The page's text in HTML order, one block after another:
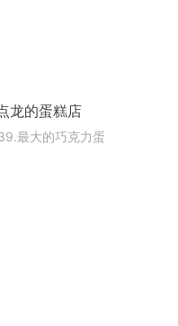
龙的蛋糕店
最大的巧克力蛋